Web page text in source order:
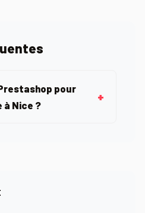
pour
à Nice ?